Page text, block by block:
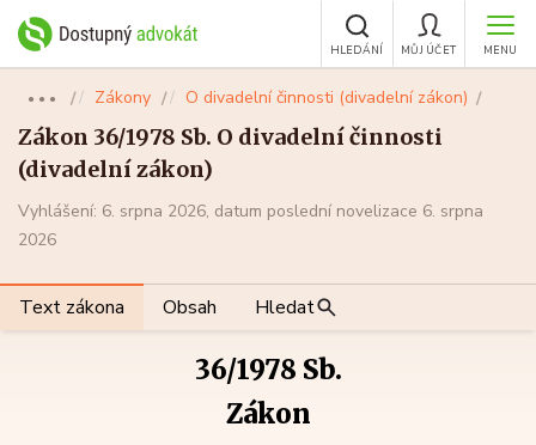
MENU
MŮJ ÚČET
HLEDÁNÍ
●●● Zákony O divadelní činnosti (divadelní zákon)
Zákon 36/1978 Sb. O divadelní činnosti
(divadelní zákon)
Vyhlášení: 6. srpna 2026, datum poslední novelizace 6. srpna
2026
Text zákona Obsah Hledat
36/1978 Sb.
Zákon